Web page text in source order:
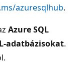
azuresqlhub.
Azure SQL
adatbázisokat.